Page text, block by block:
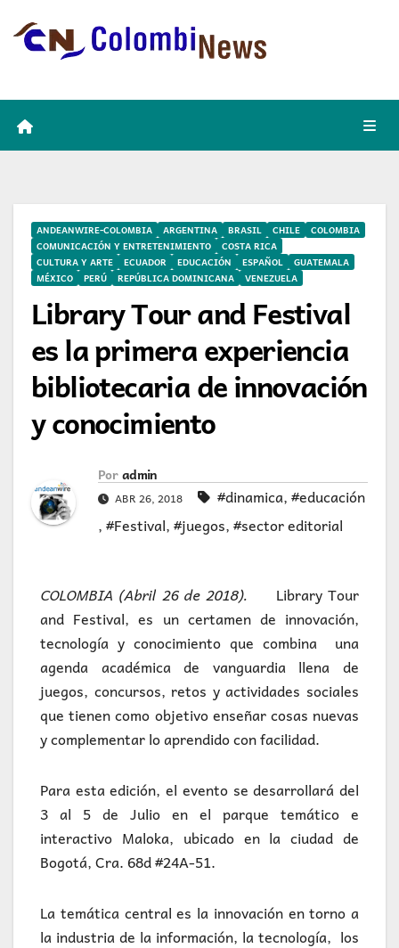
ANDEANWIRE-COLOMBIA ARGENTINA BRASIL CHILE
COLOMBIA
COMUNICACIÓN Y ENTRETENIMIENTO
COSTA RICA
CULTURA Y ARTE
ECUADOR EDUCACIÓN ESPAÑOL
GUATEMALA
MÉXICO
PERÚ REPÚBLICA DOMINICANA VENEZUELA
Library Tour and Festival
es la primera experiencia
bibliotecaria de innovación
y conocimiento
Por admin
ABR 26, 2018 #dinamica,#educación
,#Festival,#juegos,#sector editorial
COLOMBIA (Abril 26 de 2018). Library Tour
and Festival, es un certamen de innovación,
tecnología y conocimiento que combina una
agenda académica de vanguardia llena de
juegos, concursos, retos y actividades sociales
que tienen como objetivo enseñar cosas nuevas
y complementar lo aprendido con facilidad.
Para esta edición, el evento se desarrollará del
3 al 5 de Julio en el parque temático e
interactivo Maloka, ubicado en la ciudad de
Bogotá, Cra. 68d #24A-51.
La temática central es la innovación en torno a
la industria de la información, la tecnología, los